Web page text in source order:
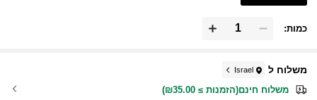
כמות:
משלוח ל Israel
משלוח חינם(הזמנות ≥ ₪35.00)